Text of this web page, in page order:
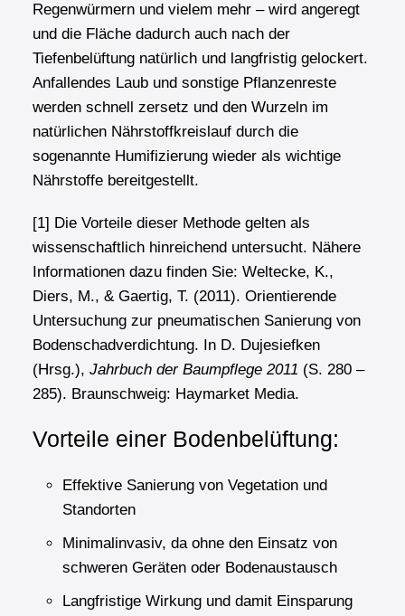
Regenwürmern und vielem mehr – wird angeregt
und die Fläche dadurch auch nach der
Tiefenbelüftung natürlich und langfristig gelockert.
Anfallendes Laub und sonstige Pflanzenreste
werden schnell zersetz und den Wurzeln im
natürlichen Nährstoffkreislauf durch die
sogenannte Humifizierung wieder als wichtige
Nährstoffe bereitgestellt.
[1] Die Vorteile dieser Methode gelten als
wissenschaftlich hinreichend untersucht. Nähere
Informationen dazu finden Sie: Weltecke, K.,
Diers, M., & Gaertig, T. (2011). Orientierende
Untersuchung zur pneumatischen Sanierung von
Bodenschadverdichtung. In D. Dujesiefken
(Hrsg.), Jahrbuch der Baumpflege 2011 (S. 280 –
285). Braunschweig: Haymarket Media.
Vorteile einer Bodenbelüftung:
Effektive Sanierung von Vegetation und
Standorten
Minimalinvasiv, da ohne den Einsatz von
schweren Geräten oder Bodenaustausch
Langfristige Wirkung und damit Einsparung